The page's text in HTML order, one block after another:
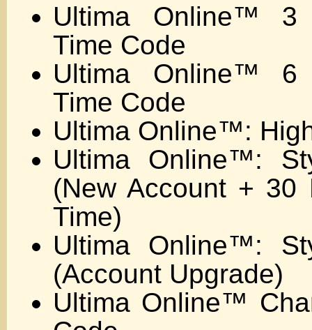
Ultima Online™ 3
Time Code
Ultima Online™ 6
Time Code
Ultima Online™:
Ultima Online™:
(New Account + 30
Time)
Ultima Online™:
(Account Upgrade)
Ultima Online™